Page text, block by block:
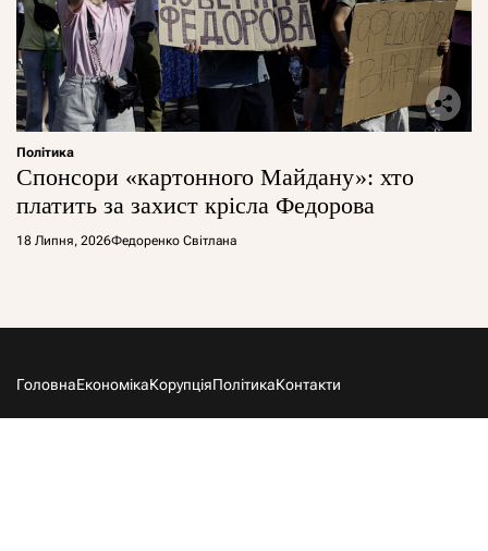
Політика
Спонсори «картонного Майдану»: хто
платить за захист крісла Федорова
18 Липня, 2026Федоренко Світлана
ГоловнаЕкономікаКорупціяПолітикаКонтакти